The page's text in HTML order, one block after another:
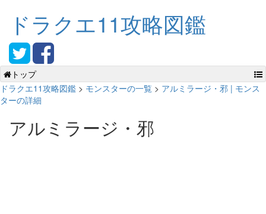
ドラクエ11攻略図鑑
トップ
ドラクエ11攻略図鑑 > モンスターの一覧 > アルミラージ・邪 | モンス
ターの詳細
アルミラージ・邪